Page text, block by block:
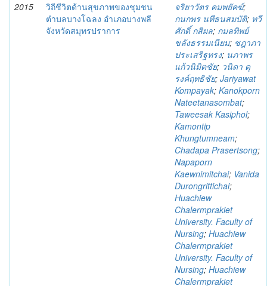
2015
วิถีชีวิตด้านสุขภาพของชุมชน
ตำบลบางโฉลง อำเภอบางพลี
จังหวัดสมุทรปราการ
จริยาวัตร คมพยัคฆ์;
กนกพร นทีธนสมบัติ; ทวี
ศักดิ์ กสิผล; กมลทิพย์
ขลังธรรมเนียม; ชฎาภา
ประเสริฐทรง; นภาพร
แก้วนิมิตชัย; วนิดา ดุ
รงค์ฤทธิชัย; Jariyawat
Kompayak; Kanokporn
Nateetanasombat;
Taweesak Kasiphol;
Kamontip
Khungtumneam;
Chadapa Prasertsong;
Napaporn
Kaewnimitchai; Vanida
Durongrittichai;
Huachiew
Chalermprakiet
University. Faculty of
Nursing; Huachiew
Chalermprakiet
University. Faculty of
Nursing; Huachiew
Chalermprakiet